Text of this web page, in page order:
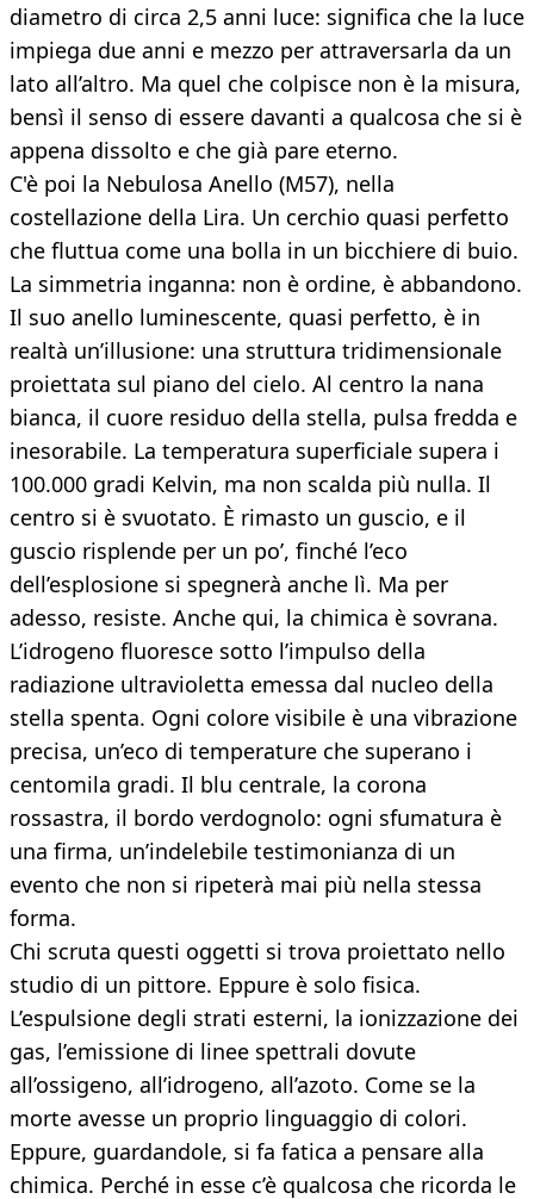
diametro di circa 2,5 anni luce: significa che la luce
impiega due anni e mezzo per attraversarla da un
lato all’altro. Ma quel che colpisce non è la misura,
bensì il senso di essere davanti a qualcosa che si è
appena dissolto e che già pare eterno.
C'è poi la Nebulosa Anello (M57), nella
costellazione della Lira. Un cerchio quasi perfetto
che fluttua come una bolla in un bicchiere di buio.
La simmetria inganna: non è ordine, è abbandono.
Il suo anello luminescente, quasi perfetto, è in
realtà un’illusione: una struttura tridimensionale
proiettata sul piano del cielo. Al centro la nana
bianca, il cuore residuo della stella, pulsa fredda e
inesorabile. La temperatura superficiale supera i
100.000 gradi Kelvin, ma non scalda più nulla. Il
centro si è svuotato. È rimasto un guscio, e il
guscio risplende per un po’, finché l’eco
dell’esplosione si spegnerà anche lì. Ma per
adesso, resiste. Anche qui, la chimica è sovrana.
L’idrogeno fluoresce sotto l’impulso della
radiazione ultravioletta emessa dal nucleo della
stella spenta. Ogni colore visibile è una vibrazione
precisa, un’eco di temperature che superano i
centomila gradi. Il blu centrale, la corona
rossastra, il bordo verdognolo: ogni sfumatura è
una firma, un’indelebile testimonianza di un
evento che non si ripeterà mai più nella stessa
forma.
Chi scruta questi oggetti si trova proiettato nello
studio di un pittore. Eppure è solo fisica.
L’espulsione degli strati esterni, la ionizzazione dei
gas, l’emissione di linee spettrali dovute
all’ossigeno, all’idrogeno, all’azoto. Come se la
morte avesse un proprio linguaggio di colori.
Eppure, guardandole, si fa fatica a pensare alla
chimica. Perché in esse c’è qualcosa che ricorda le